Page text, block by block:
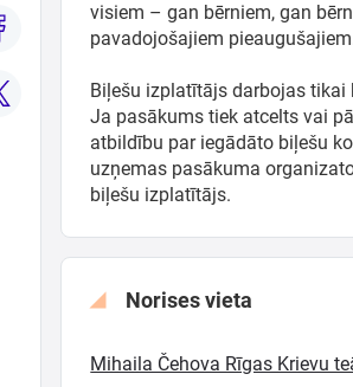
visiem – gan bērniem, gan
pavadojošajiem
Biļešu izplatītājs darbojas tikai
Ja pasākums tiek atcelts vai
atbildību par iegādāto biļešu
uzņemas pasākuma
biļešu izplatītājs.
Norises vieta
Mihaila Čehova Rīgas Krievu